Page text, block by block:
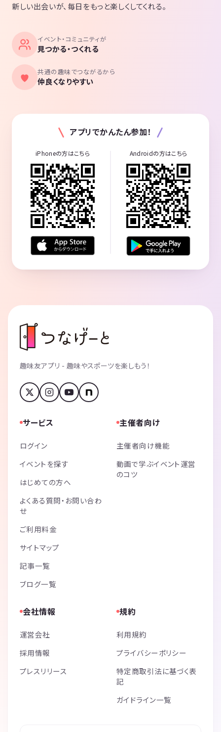
新しい出会いが、毎日をもっと楽しくしてくれる。
イベント・コミュニティが
見つかる・つくれる
共通の趣味でつながるから
仲良くなりやすい
アプリでかんたん参加！
iPhoneの方はこちら Androidの方はこちら
趣味友アプリ - 趣味やスポーツを楽しもう！
サービス
ログイン
イベントを探す
はじめての方へ
よくある質問・お問い合わ
せ
ご利用料金
サイトマップ
記事一覧
ブログ一覧
主催者向け
主催者向け機能
動画で学ぶイベント運営
のコツ
会社情報
運営会社
採用情報
プレスリリース
規約
利用規約
プライバシーポリシー
特定商取引法に基づく表
記
ガイドライン一覧